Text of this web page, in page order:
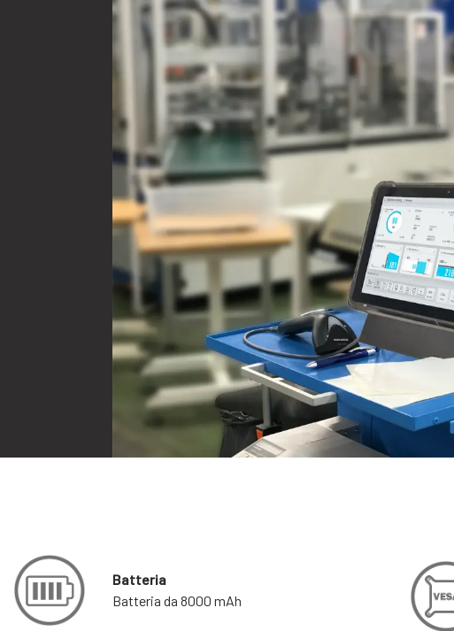
Batteria
Batteria da 8000 mAh